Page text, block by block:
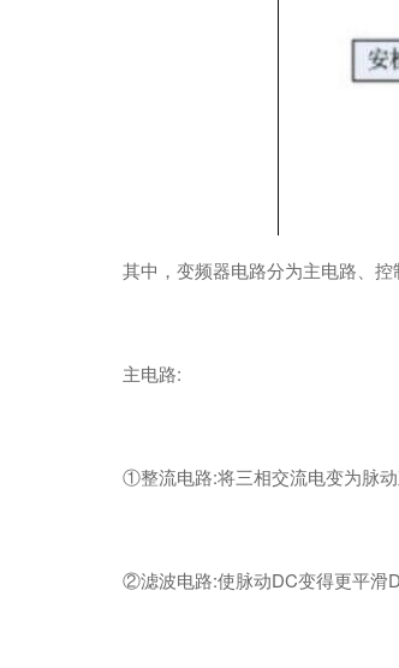
其中，变频器电路分为主电路、
主电路:
①整流电路:将三相交流电变为脉动
②滤波电路:使脉动DC变得更平滑